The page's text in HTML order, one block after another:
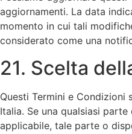
aggiornamenti. La data
momento in cui tali
considerato come una
21. Scelta
Questi Termini e
Italia. Se una qualsiasi
applicabile, tale parte o